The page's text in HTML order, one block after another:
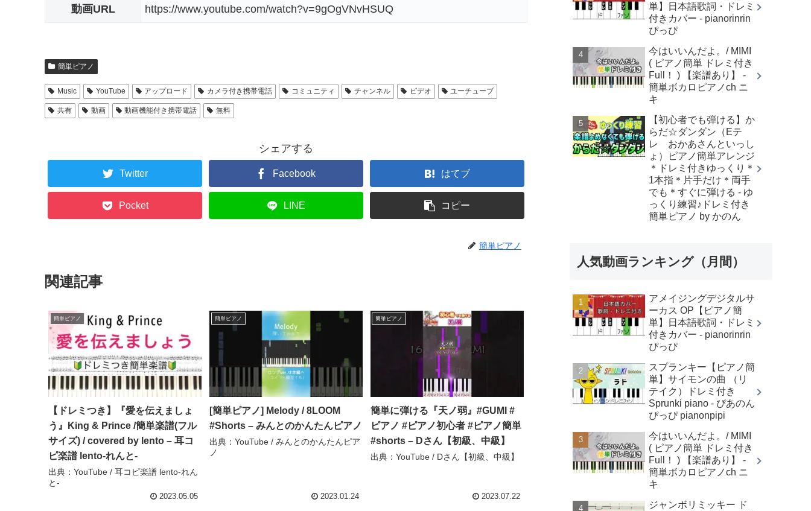
動画URL https://www.youtube.com/watch?v=9gOgVNvHSUQ
簡単ピアノ
Music YouTube アップロード カメラ付き携帯電話 コミュニティ チャンネル ビデオ ユーチューブ
共有 動画 動画機能付き携帯電話 無料
シェアする
Twitter Facebook はてブ
Pocket LINE コピー
簡単ピアノ
関連記事
簡単ピアノ
【ドレミつき】『愛を伝えましょ
う』King & Prince /簡単楽譜(フル
サイズ) / covered by lento – 耳コ
ピ楽譜 lento-れんと-
出典：YouTube / 耳コピ楽譜 lento-れん
と-
2023.05.05
簡単ピアノ
[簡単ピアノ] Melody / 8LOOM
#Shorts – みんとのかんたんピアノ
出典：YouTube / みんとのかんたんピア
ノ
2023.01.24
簡単ピアノ
簡単に弾ける『天ノ弱』#GUMI #
ピアノ #ピアノ初心者 #ピアノ簡単
#shorts – Dさん【初級、中級】
出典：YouTube / Dさん【初級、中級】
2023.07.22
単】日本語歌詞・ドレミ
付きカバー - pianorinrin
ぴっぴ
今はいいんだよ。/ MIMI
( ピアノ簡単 ドレミ付き
Full！ ) 【楽譜あり】 -
簡単ボカロピアノch ニ
キ
【初心者でも弾ける】か
らだ☆ダンダン（Eテ
レ おかあさんといっし
ょ）ピアノ簡単アレンジ
＊ドレミ付きゆっくり＊
1本指＊片手だけ＊両手
でも＊すぐに弾ける - ゆ
っくり練習♪ドレミ付き
簡単ピアノ by かのん
人気動画ランキング（月間）
アメイジングデジタルサ
ーカス OP【ピアノ簡
単】日本語歌詞・ドレミ
付きカバー - pianorinrin
ぴっぴ
スプランキー【ピアノ簡
単】サイモンの曲 （リ
テイク）ドレミ付き
Sprunki piano - ぴあのん
ぴっぴ pianonpipi
今はいいんだよ。/ MIMI
( ピアノ簡単 ドレミ付き
Full！ ) 【楽譜あり】 -
簡単ボカロピアノch ニ
キ
ジャンボリミッキー ド